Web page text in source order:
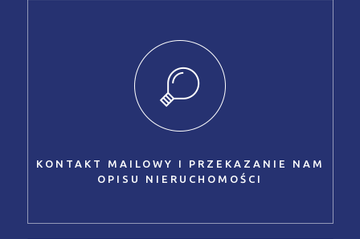
KONTAKT MAILOWY I PRZEKAZANIE NAM
OPISU NIERUCHOMOŚCI